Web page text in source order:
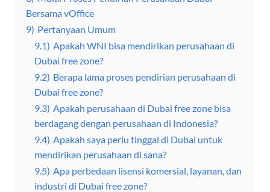
Bersama vOffice
9) Pertanyaan Umum
9.1) Apakah WNI bisa mendirikan perusahaan di
Dubai free zone?
9.2) Berapa lama proses pendirian perusahaan di
Dubai free zone?
9.3) Apakah perusahaan di Dubai free zone bisa
berdagang dengan perusahaan di Indonesia?
9.4) Apakah saya perlu tinggal di Dubai untuk
mendirikan perusahaan di sana?
9.5) Apa perbedaan lisensi komersial, layanan, dan
industri di Dubai free zone?